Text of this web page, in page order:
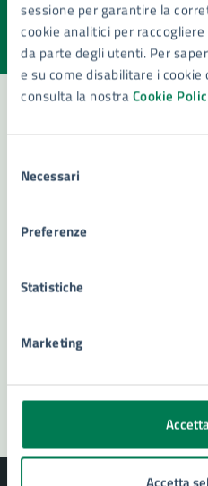
sessione per garantire la
cookie analitici per
da parte degli utenti. Per
e su come disabilitare i
consulta la nostraCookie
delNecessari
Preferenze
Statistiche
Marketing
Valuta la chiarezza delle
Seleziona il numero di stelle
Valuta 5
Valuta 4 stelle su
Valuta 3 stelle su 5
Valuta 2 stelle su 5
Valuta 1 stelle su 5
Leggi le domande
Richiedi assistenza
Prenota appuntamento
Problemi in città